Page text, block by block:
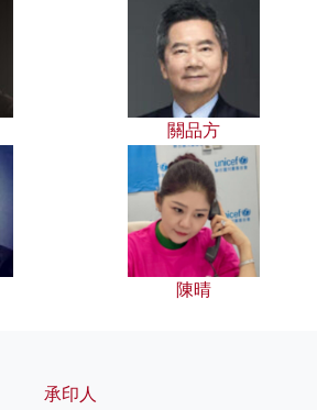
關品方
陳晴
承印人